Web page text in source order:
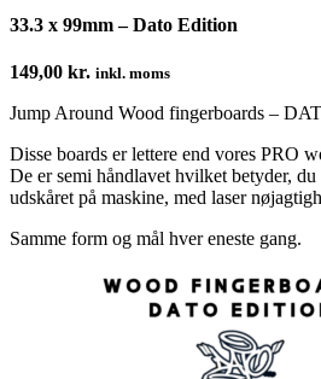
33.3 x 99mm – Dato Edition
149,00 kr. inkl. moms
Jump Around Wood fingerboards –
Disse boards er lettere end vores PRO
De er semi håndlavet hvilket betyder,
udskåret på maskine, med laser
Samme form og mål hver eneste gang.